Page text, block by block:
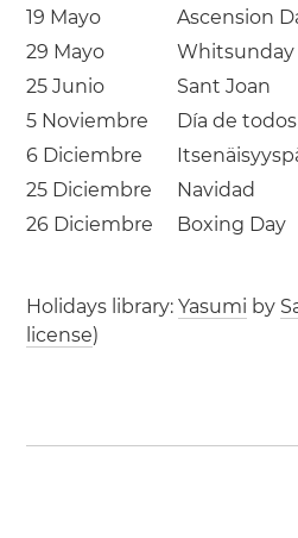
19 Mayo
Ascension
29 Mayo
Whitsunday
25 Junio
Sant Joan
5 Noviembre
Día de
6 Diciembre
25 Diciembre
Navidad
26 Diciembre
Boxing Day
Holidays library:Yasumi by
license)